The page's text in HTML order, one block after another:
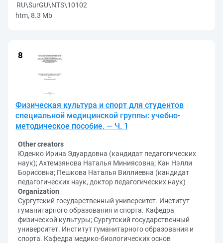
RU\SurGU\NTS\10102
htm, 8.3 Mb
Физическая культура и спорт для студентов
специальной медицинской группы: учебно-
методическое пособие. — Ч. 1
Other creators
Юденко Ирина Эдуардовна (кандидат педагогических
наук); Ахтемзянова Наталья Миниясовна; Кан Нэлли
Борисовна; Пешкова Наталья Виллиевна (кандидат
педагогических наук, доктор педагогических наук)
Organization
Сургутский государственный университет. Институт
гуманитарного образования и спорта. Кафедра
физической культуры; Сургутский государственный
университет. Институт гуманитарного образования и
спорта. Кафедра медико-биологических основ